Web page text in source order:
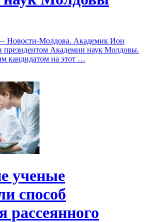
Молдова. Академик Ион
президентом Академии наук Молдовы.
кандидатом на этот …
ученые
способ
рассеянного